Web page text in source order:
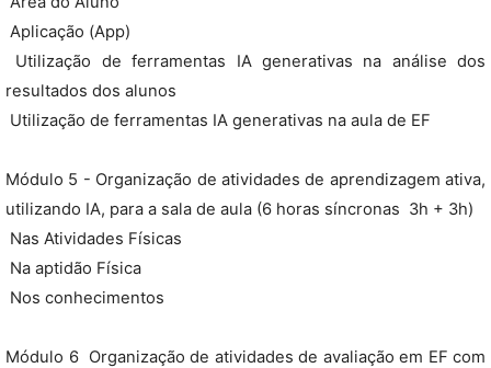
 Aplicação (App)
 Utilização de ferramentas IA generativas na análise dos
resultados dos alunos
 Utilização de ferramentas IA generativas na aula de EF
Módulo 5 - Organização de atividades de aprendizagem ativa,
utilizando IA, para a sala de aula (6 horas síncronas  3h + 3h)
 Nas Atividades Físicas
 Na aptidão Física
 Nos conhecimentos
Módulo 6  Organização de atividades de avaliação em EF com